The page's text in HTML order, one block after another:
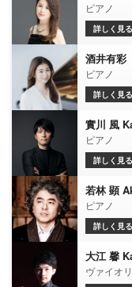
ピアノ
詳しく見る
酒井有
ピアノ
詳しく見る
實川 風
ピアノ
詳しく見る
若林 顕
ピアノ
詳しく見る
大江 馨
ヴァイオ